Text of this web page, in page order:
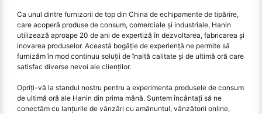
Ca unul dintre furnizorii de top din China de echipamente de tipărire,
care acoperă produse de consum, comerciale și industriale, Hanin
utilizează aproape 20 de ani de expertiză în dezvoltarea, fabricarea și
inovarea produselor. Această bogăție de experiență ne permite să
furnizăm în mod continuu soluții de înaltă calitate și de ultimă oră care
satisfac diverse nevoi ale clienților.
Opriți-vă la standul nostru pentru a experimenta produsele de consum
de ultimă oră ale Hanin din prima mână. Suntem încântați să ne
conectăm cu lanțurile de vânzări cu amănuntul, vânzătorii online,